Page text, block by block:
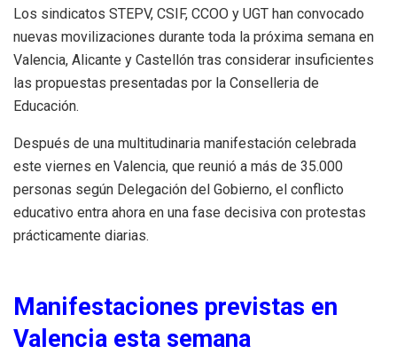
Los sindicatos STEPV, CSIF, CCOO y UGT han convocado
nuevas movilizaciones durante toda la próxima semana en
Valencia, Alicante y Castellón tras considerar insuficientes
las propuestas presentadas por la Conselleria de
Educación.
Después de una multitudinaria manifestación celebrada
este viernes en Valencia, que reunió a más de 35.000
personas según Delegación del Gobierno, el conflicto
educativo entra ahora en una fase decisiva con protestas
prácticamente diarias.
Manifestaciones previstas en
Valencia esta semana